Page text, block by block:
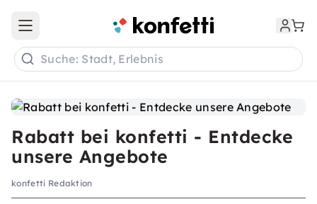
Rabatt bei konfetti - Entdecke
unsere Angebote
konfetti Redaktion
Open main menu
Suche: Stadt, Erlebnis